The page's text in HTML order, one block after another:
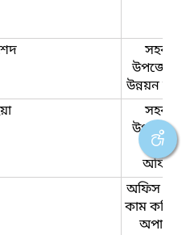
উন্নয়ন
উন্নয়ন
অফিস
কাম